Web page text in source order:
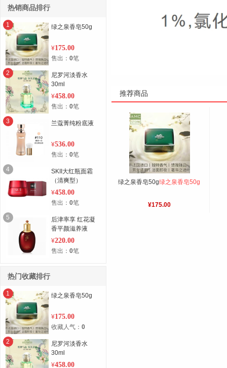
推荐商品
绿之泉香皂50g绿之泉香皂50g
¥175.00
热销商品排行
1 绿之泉香皂50g
¥175.00
售出： 0笔
2
尼罗河淡香水
30ml
¥458.00
售出： 0笔
3 兰蔻菁纯粉底液
¥536.00
售出： 0笔
4
SKII大红瓶面霜
（清爽型）
¥458.00
售出： 0笔
5
后津率享 红花凝
香平颜滋养液
¥220.00
售出： 0笔
热门收藏排行
1 绿之泉香皂50g
¥175.00
收藏人气： 0
2
尼罗河淡香水
30ml
¥458.00